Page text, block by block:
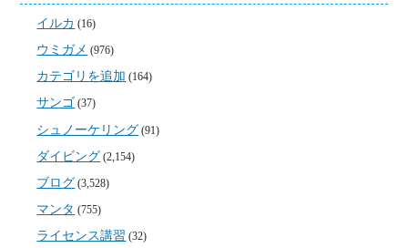
イルカ (16)
ウミガメ (976)
カテゴリを追加 (164)
サンゴ (37)
シュノーケリング (91)
ダイビング (2,154)
ブログ (3,528)
マンタ (755)
ライセンス講習 (32)